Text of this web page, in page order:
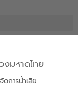
งมหาดไทย
การน้ำเสีย